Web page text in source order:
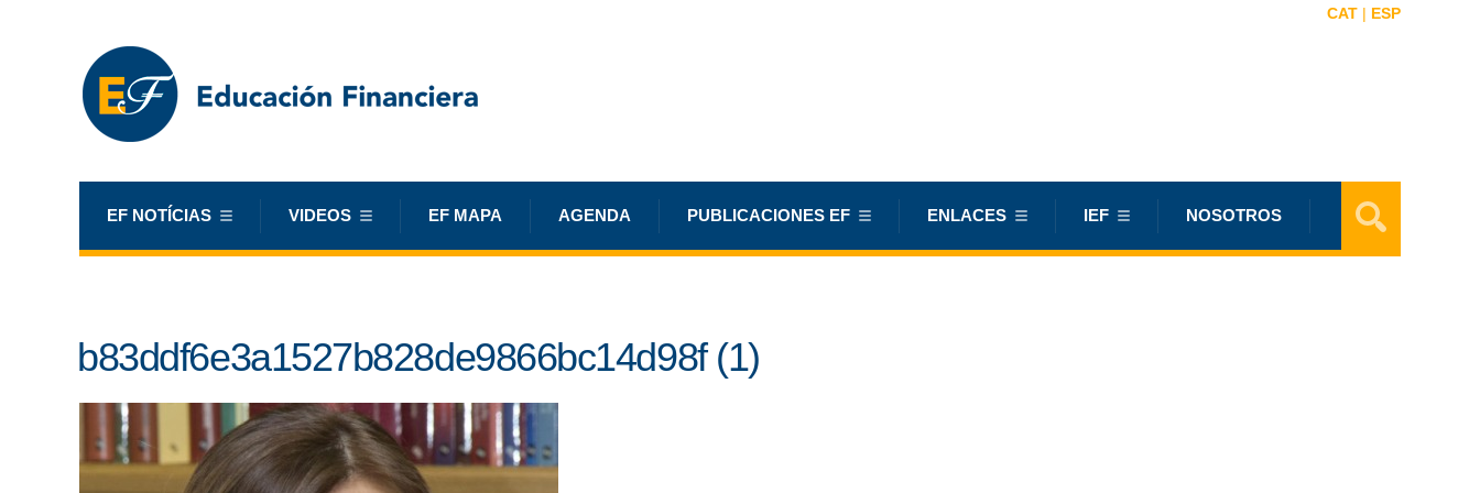
CAT | ESP
EF NOTÍCIAS VIDEOS EF MAPA AGENDA PUBLICACIONES EF ENLACES IEF NOSOTROS
b83ddf6e3a1527b828de9866bc14d98f (1)